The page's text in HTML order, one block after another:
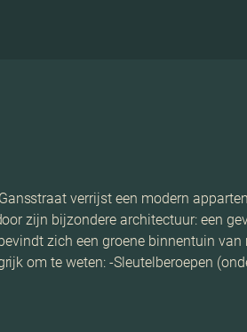
verrijst een modern
zijn bijzondere architectuur: een
zich een groene binnentuin
om te weten: -Sleutelberoepen